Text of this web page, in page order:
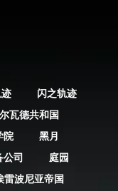
闪之轨迹
瓦德共和国
院
黑月
司
庭园
雷波尼亚帝国